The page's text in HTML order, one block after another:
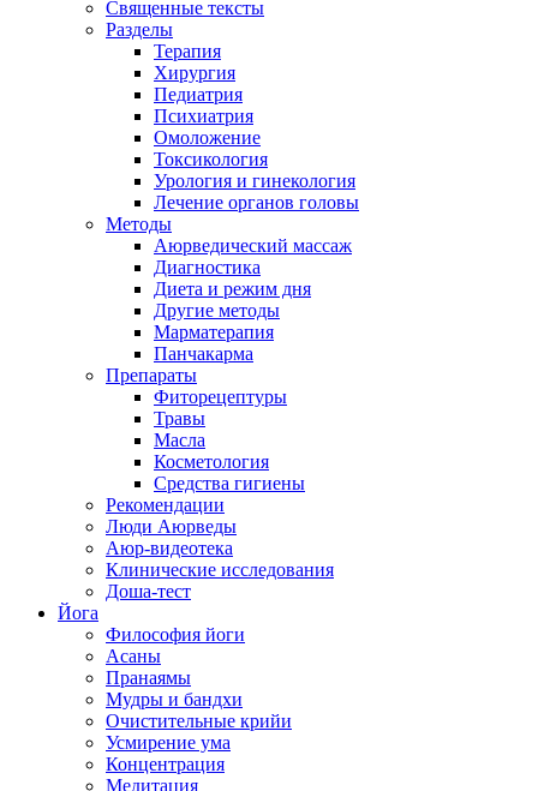
Священные тексты
Разделы
Терапия
Хирургия
Педиатрия
Психиатрия
Омоложение
Токсикология
Урология и гинекология
Лечение органов головы
Методы
Аюрведический массаж
Диагностика
Диета и режим дня
Другие методы
Марматерапия
Панчакарма
Препараты
Фиторецептуры
Травы
Масла
Косметология
Средства гигиены
Рекомендации
Люди Аюрведы
Аюр-видеотека
Клинические исследования
Доша-тест
Йога
Философия йоги
Асаны
Пранаямы
Мудры и бандхи
Очистительные крийи
Усмирение ума
Концентрация
Медитация